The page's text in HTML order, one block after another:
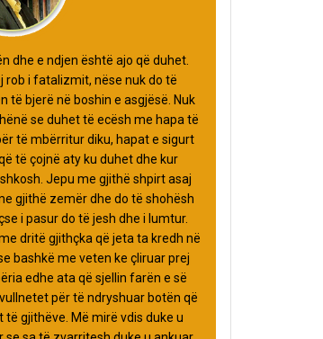
dhe e ndjen është ajo që duhet.
rob i fatalizmit, nëse nuk do të
të bjerë në boshin e asgjësë. Nuk
se duhet të ecësh me hapa të
të mbërritur diku, hapat e sigurt
të çojnë aty ku duhet dhe kur
Jepu me gjithë shpirt asaj
gjithë zemër dhe do të shohësh
i pasur do të jesh dhe i lumtur.
dritë gjithçka që jeta ta kredh në
bashkë me veten ke çliruar prej
edhe ata që sjellin farën e së
për të ndryshuar botën që
të gjithëve. Më mirë vdis duke u